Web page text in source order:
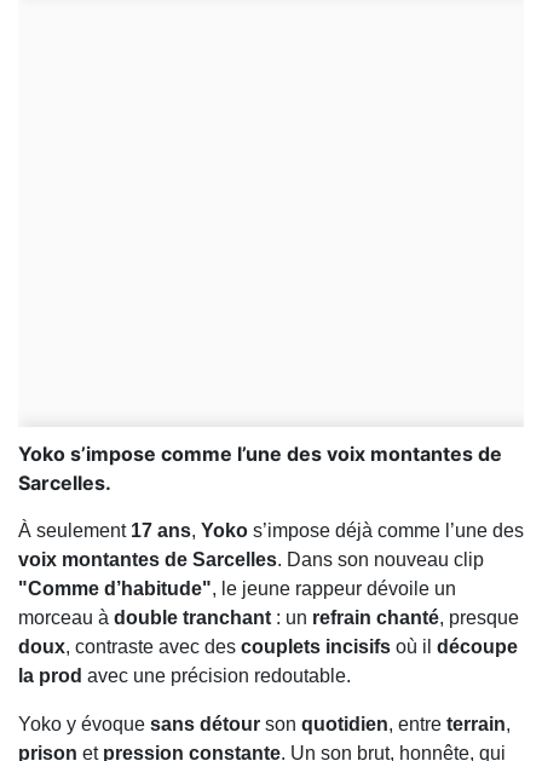
Yoko s’impose comme l’une des voix montantes de
Sarcelles.
À seulement 17 ans, Yoko s’impose déjà comme l’une des
voix montantes de Sarcelles. Dans son nouveau clip
"Comme d’habitude", le jeune rappeur dévoile un
morceau à double tranchant : un refrain chanté, presque
doux, contraste avec des couplets incisifs où il découpe
la prod avec une précision redoutable.
Yoko y évoque sans détour son quotidien, entre terrain,
prison et pression constante. Un son brut, honnête, qui